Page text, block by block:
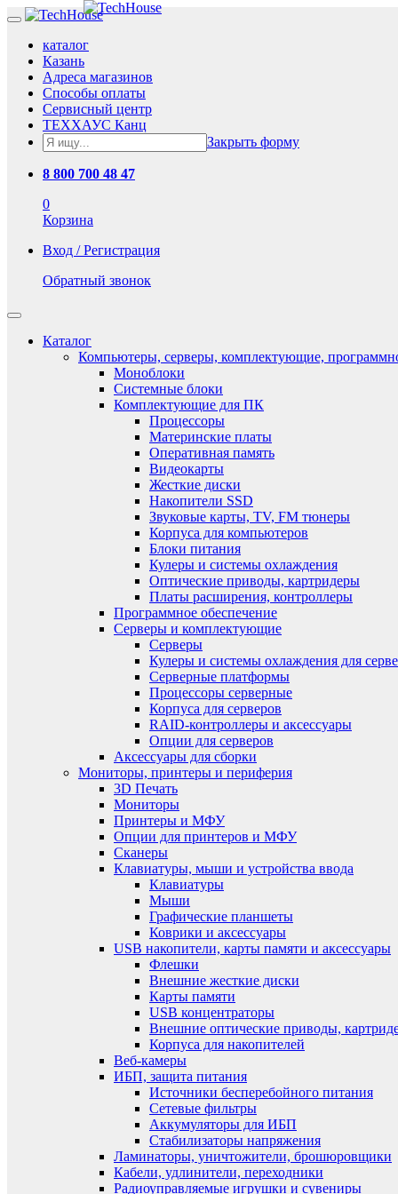
каталог
Казань
Адреса магазинов
Способы оплаты
Сервисный центр
ТЕХХАУС Канц
Закрыть форму
8 800 700 48 47
0
Корзина
Вход / Регистрация
Обратный звонок
Каталог
Компьютеры, серверы, комплектующие,
Моноблоки
Системные блоки
Комплектующие для ПК
Процессоры
Материнские платы
Оперативная память
Видеокарты
Жесткие диски
Накопители SSD
Звуковые карты, TV, FM тюнеры
Корпуса для компьютеров
Блоки питания
Кулеры и системы охлаждения
Оптические приводы, картридеры
Платы расширения, контроллеры
Программное обеспечение
Серверы и комплектующие
Серверы
Кулеры и системы охлаждения для
Серверные платформы
Процессоры серверные
Корпуса для серверов
RAID-контроллеры и аксессуары
Опции для серверов
Аксессуары для сборки
Мониторы, принтеры и периферия
3D Печать
Мониторы
Принтеры и МФУ
Опции для принтеров и МФУ
Сканеры
Клавиатуры, мыши и устройства ввода
Клавиатуры
Мыши
Графические планшеты
Коврики и аксессуары
USB накопители, карты памяти и аксессуары
Флешки
Внешние жесткие диски
Карты памяти
USB концентраторы
Внешние оптические приводы,
Корпуса для накопителей
Веб-камеры
ИБП, защита питания
Источники бесперебойного питания
Сетевые фильтры
Аккумуляторы для ИБП
Стабилизаторы напряжения
Ламинаторы, уничтожители, брошюровщики
Кабели, удлинители, переходники
Радиоуправляемые игрушки и сувениры